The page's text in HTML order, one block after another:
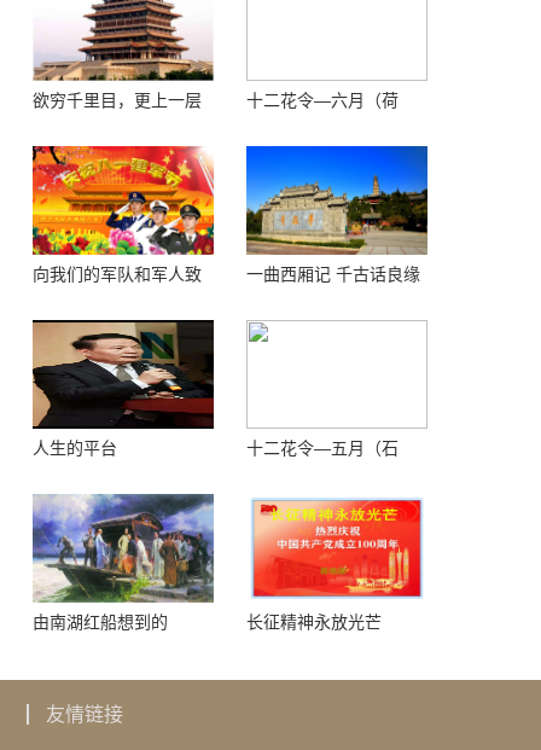
欲穷千里目，更上一层
十二花令—六月（荷
向我们的军队和军人致
一曲西厢记 千古话良缘
人生的平台
十二花令—五月（石
由南湖红船想到的 长征精神永放光芒
友情链接